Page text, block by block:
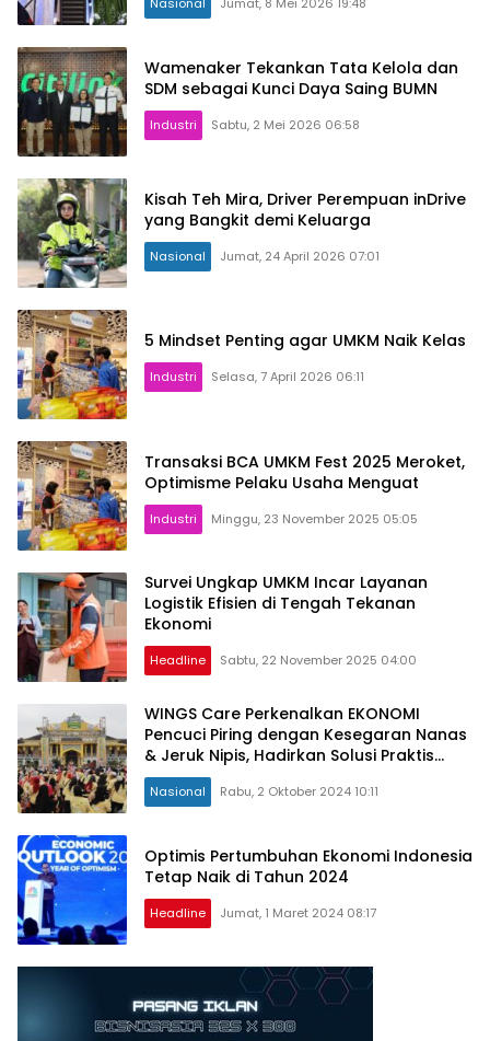
Nasional Jumat, 8 Mei 2026 19:48
Wamenaker Tekankan Tata Kelola dan
SDM sebagai Kunci Daya Saing BUMN
Industri Sabtu, 2 Mei 2026 06:58
Kisah Teh Mira, Driver Perempuan inDrive
yang Bangkit demi Keluarga
Nasional Jumat, 24 April 2026 07:01
5 Mindset Penting agar UMKM Naik Kelas
Industri Selasa, 7 April 2026 06:11
Transaksi BCA UMKM Fest 2025 Meroket,
Optimisme Pelaku Usaha Menguat
Industri Minggu, 23 November 2025 05:05
Survei Ungkap UMKM Incar Layanan
Logistik Efisien di Tengah Tekanan
Ekonomi
Headline Sabtu, 22 November 2025 04:00
WINGS Care Perkenalkan EKONOMI
Pencuci Piring dengan Kesegaran Nanas
& Jeruk Nipis, Hadirkan Solusi Praktis
untuk Dapur Anda
Nasional Rabu, 2 Oktober 2024 10:11
Optimis Pertumbuhan Ekonomi Indonesia
Tetap Naik di Tahun 2024
Headline Jumat, 1 Maret 2024 08:17